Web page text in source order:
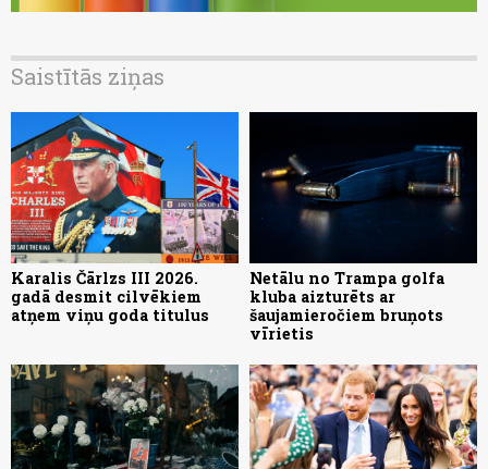
Saistītās ziņas
Karalis Čārlzs III 2026.
gadā desmit cilvēkiem
atņem viņu goda titulus
Netālu no Trampa golfa
kluba aizturēts ar
šaujamieročiem bruņots
vīrietis